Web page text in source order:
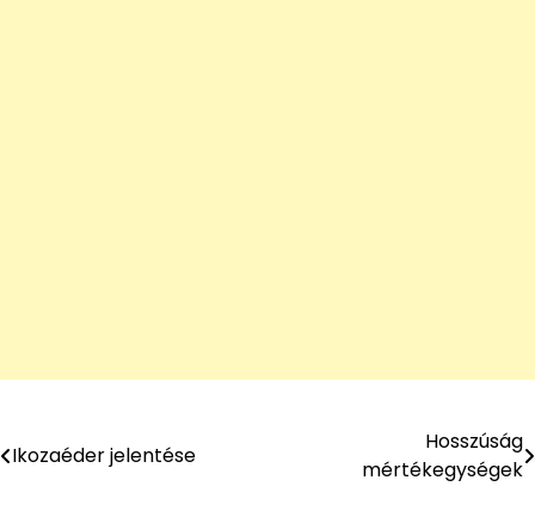
Bejegyzés
Ikozaéder jelentése
Hosszúság
mértékegységek